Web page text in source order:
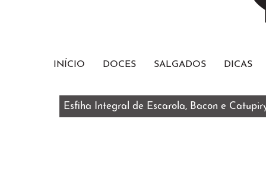
INÍCIO DOCES SALGADOS DICAS
Esfiha Integral de Escarola, Bacon e